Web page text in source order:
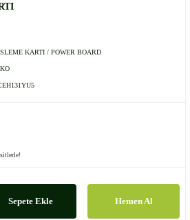
KARTI / POWER BOARD
Sepete Ekle Hemen Al